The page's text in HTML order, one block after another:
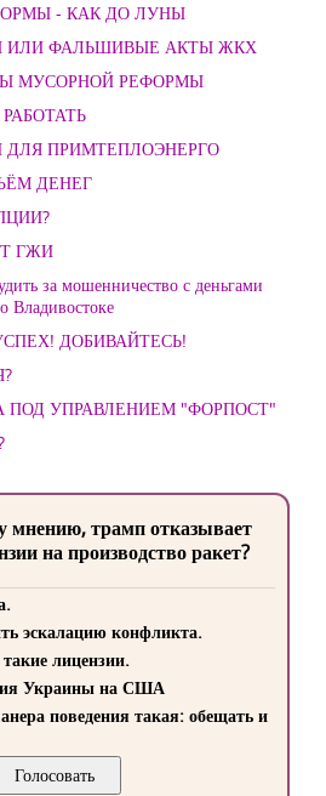
- КАК ДО ЛУНЫ
ИЛИ ФАЛЬШИВЫЕ АКТЫ ЖКХ
МУСОРНОЙ РЕФОРМЫ
ПРИМТЕПЛОЭНЕРГО
ДЕНЕГ
ГЖИ
за мошенничество с деньгами
Владивостоке
ДОБИВАЙТЕСЬ!
ПОД УПРАВЛЕНИЕМ "ФОРПОСТ"
мнению, трамп отказывает
на производство ракет?
эскалацию конфликта.
лицензии.
Украины на США
поведения такая: обещать и